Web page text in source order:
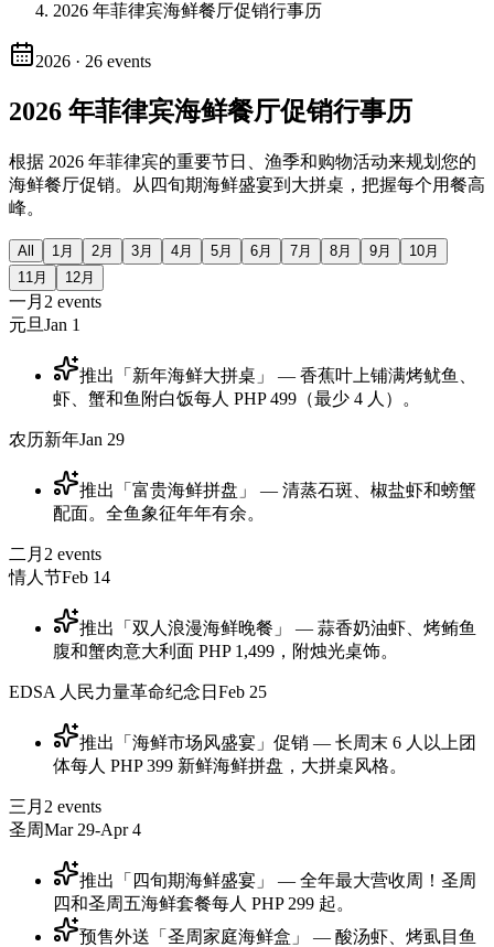
2026 年菲律宾海鲜餐厅促销行事历
2026 · 26 events
2026 年菲律宾海鲜餐厅促销行事历
根据 2026 年菲律宾的重要节日、渔季和购物活动来规划您的
海鲜餐厅促销。从四旬期海鲜盛宴到大拼桌，把握每个用餐高
峰。
All 1月 2月 3月 4月 5月 6月 7月 8月 9月
10月
11月
12月
一月 2 events
元旦Jan 1
推出「新年海鲜大拼桌」 — 香蕉叶上铺满烤鱿鱼、
虾、蟹和鱼附白饭每人 PHP 499（最少 4 人）。
农历新年Jan 29
推出「富贵海鲜拼盘」 — 清蒸石斑、椒盐虾和螃蟹
配面。全鱼象征年年有余。
二月 2 events
情人节Feb 14
推出「双人浪漫海鲜晚餐」 — 蒜香奶油虾、烤鲔鱼
腹和蟹肉意大利面 PHP 1,499，附烛光桌饰。
EDSA 人民力量革命纪念日 Feb 25
推出「海鲜市场风盛宴」促销 — 长周末 6 人以上团
体每人 PHP 399 新鲜海鲜拼盘，大拼桌风格。
三月 2 events
圣周Mar 29-Apr 4
推出「四旬期海鲜盛宴」 — 全年最大营收周！圣周
四和圣周五海鲜套餐每人 PHP 299 起。
预售外送「圣周家庭海鲜盒」 — 酸汤虾、烤虱目鱼